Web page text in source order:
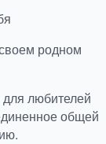
родном
любителей
общей